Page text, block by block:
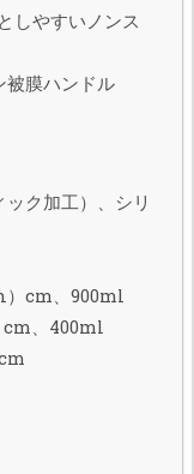
しやすいノンス
被膜ハンドル
ク加工）、シリ
）cm、900ml
cm、400ml